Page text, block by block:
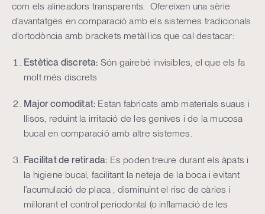
com els alineadors transparents. Ofereixen una sèrie
d’avantatges en comparació amb els sistemes tradicionals
d’ortodòncia amb brackets metàl·lics que cal destacar:
Estètica discreta: Són gairebé invisibles, el que els fa
molt més discrets
Major comoditat: Estan fabricats amb materials suaus i
llisos, reduint la irritació de les genives i de la mucosa
bucal en comparació amb altre sistemes.
Facilitat de retirada: Es poden treure durant els àpats i
la higiene bucal, facilitant la neteja de la boca i evitant
l’acumulació de placa , disminuint el risc de càries i
millorant el control periodontal (o inflamació de les